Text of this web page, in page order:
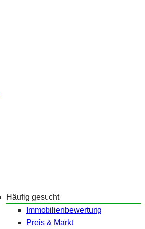
Häufig gesucht
Immobilienbewertung
Preis & Markt